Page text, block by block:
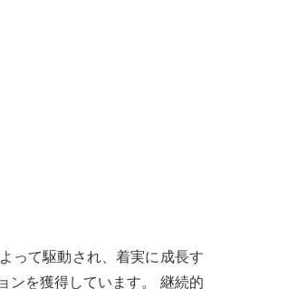
って駆動され、着実に成長す
ンを獲得しています。 継続的